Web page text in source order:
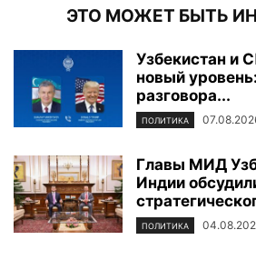
ЭТО МОЖЕТ БЫТЬ
Узбекистан и
новый
разговора...
ПОЛИТИКА
Главы МИД
Индии
ПОЛИТИКА